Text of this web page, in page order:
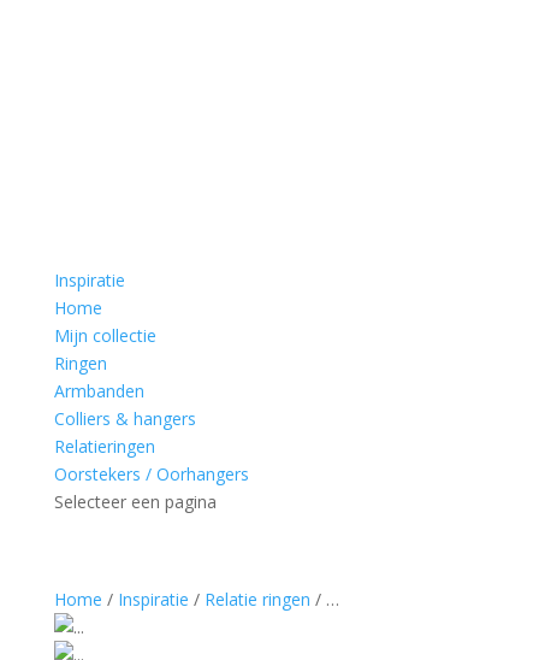
Inspiratie
Home
Mijn collectie
Ringen
Armbanden
Colliers & hangers
Relatieringen
Oorstekers / Oorhangers
Selecteer een pagina
Home / Inspiratie / Relatie ringen / …